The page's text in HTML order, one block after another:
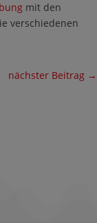
mit den
verschiedenen
nächster Beitrag →